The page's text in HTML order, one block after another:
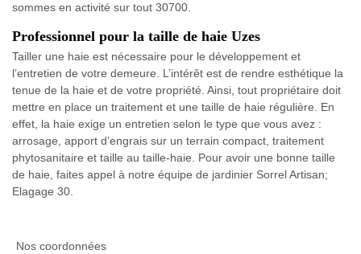
sommes en activité sur tout 30700.
Professionnel pour la taille de haie Uzes
Tailler une haie est nécessaire pour le développement et
l’entretien de votre demeure. L’intérêt est de rendre esthétique la
tenue de la haie et de votre propriété. Ainsi, tout propriétaire doit
mettre en place un traitement et une taille de haie régulière. En
effet, la haie exige un entretien selon le type que vous avez :
arrosage, apport d’engrais sur un terrain compact, traitement
phytosanitaire et taille au taille-haie. Pour avoir une bonne taille
de haie, faites appel à notre équipe de jardinier Sorrel Artisan;
Elagage 30.
Nos coordonnées